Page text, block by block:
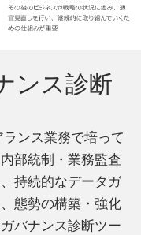
ンス診断
ンス業務で培って
部統制・業務監査
持続的なデータガ
態勢の構築・強化
バナンス診断ツー